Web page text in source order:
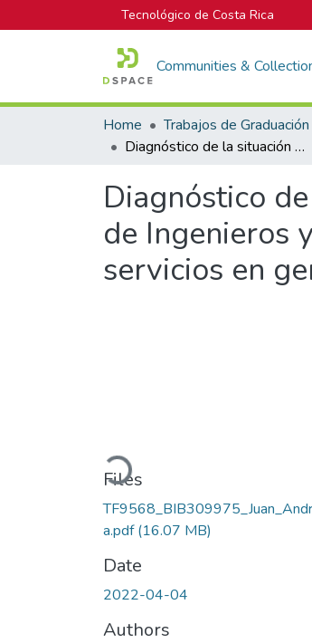
Tecnológico de Costa Rica
Communities &
Home Trabajos de Graduación
Diagnóstico de la situación actual de los colegiados al Colegio Federado de Ingenieros y Arquitectos de Costa Rica con respecto al concepto y servicios en gerencia de proyectos
Diagnóstico
de Ingenieros
servicios en
Loading...
Files
a.pdf(16.07 MB)
Date
2022-04-04
Authors